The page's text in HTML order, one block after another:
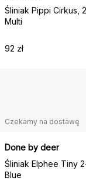
Śliniak Pippi Cirkus,
Multi
92 zł
Czekamy na dostawę
Done by deer
Śliniak Elphee Tiny
Blue